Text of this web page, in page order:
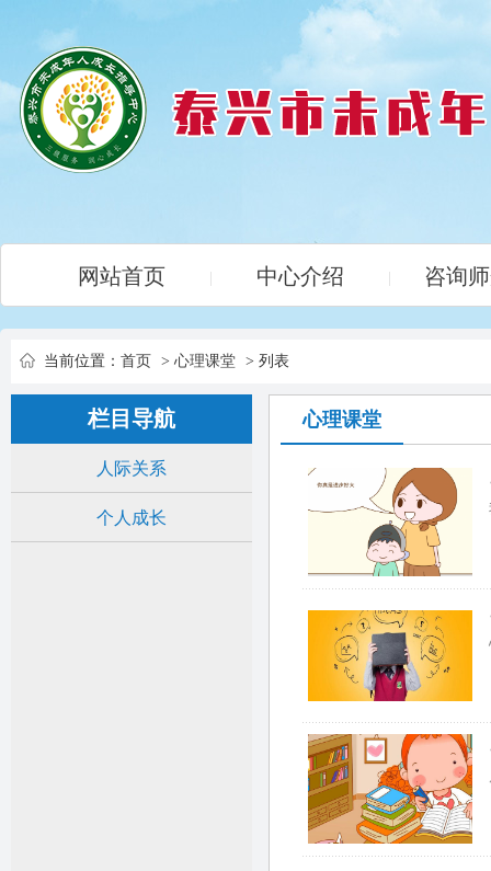
网站首页 中心介绍 咨询
当前位置： 首页 > 心理课堂 > 列表
栏目导航
人际关系
个人成长
心理课堂